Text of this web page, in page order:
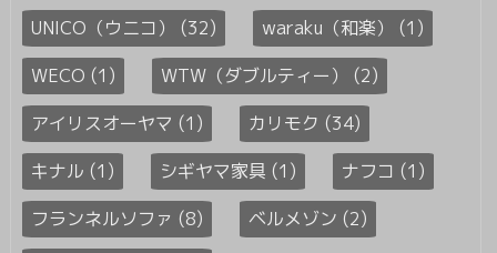
UNICO（ウニコ） (32)
waraku（和楽） (1)
WECO (1)
WTW（ダブルティー） (2)
アイリスオーヤマ (1)
カリモク (34)
キナル (1)
シギヤマ家具 (1)
ナフコ (1)
フランネルソファ (8)
ベルメゾン (2)